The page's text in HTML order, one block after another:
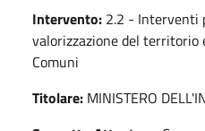
Intervento: 2.2 - Interventi
valorizzazione del territorio
Comuni
Titolare: MINISTERO